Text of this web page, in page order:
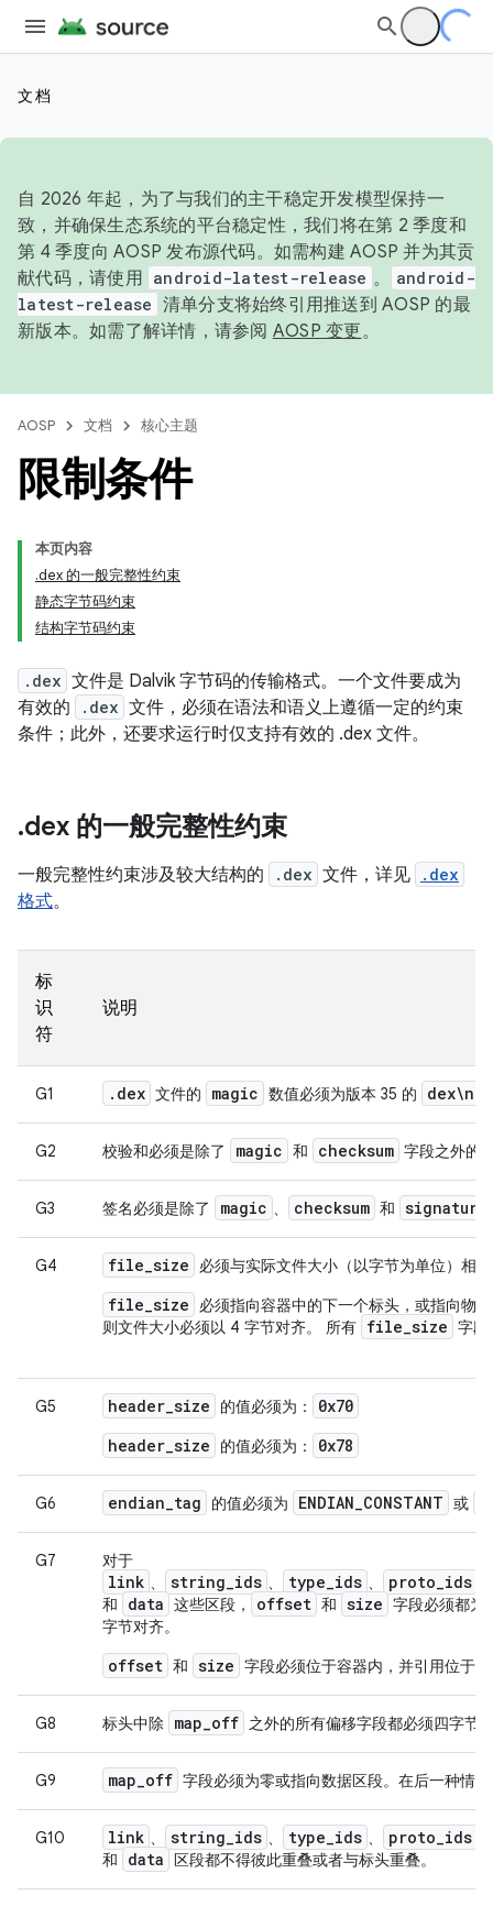
文档
自 2026 年起，为了与我们的主干稳定开发模型保持一
致，并确保生态系统的平台稳定性，我们将在第 2 季度和
第 4 季度向 AOSP 发布源代码。如需构建 AOSP 并为其贡
献代码，请使用 android-latest-release 。
android-
latest-release 清单分支将始终引用推送到 AOSP 的最
新版本。如需了解详情，请参阅 AOSP 变更。
AOSP 文档 核心主题
限制条件
本页内容
.dex 的一般完整性约束
静态字节码约束
结构字节码约束
.dex 文件是 Dalvik 字节码的传输格式。一个文件要成为
有效的
.dex 文件，必须在语法和语义上遵循一定的约束
条件；此外，还要求运行时仅支持有效的 .dex 文件。
.dex 的一般完整性约束
一般完整性约束涉及较大结构的 .dex 文件，详见 .dex
格式。
标
识
符
说明
G1 . dex 文件的 magic 数值必须为版本 35 的
G2 校验和必须是除了 magic 和 checksum 字段之外的
G3 签名必须是除了 magic 、 checksum 和 signature
G4 file_size 必须与实际文件大小（以字节为单位）相
file_size
必须指向容器中的下一个标头，或指向物
则文件大小必须以 4 字节对齐。 所有 file_size 字
G5 header_size 的值必须为：
0x70
header_size
的值必须为： 0x78
G6 endian_tag 的值必须为 ENDIAN_CONSTANT 或
G7 对于
link 、 string_ids 、 type_ids 、 proto_ids
和
data 这些区段， offset 和 size 字段必须都为
字节对齐。
offset 和 size 字段必须位于容器内，并引用位于
G8 标头中除 map_off 之外的所有偏移字段都必须四字节
G9 map_off 字段必须为零或指向数据区段。在后一种情
G10 link 、 string_ids 、 type_ids 、 proto_ids
和
data 区段都不得彼此重叠或者与标头重叠。